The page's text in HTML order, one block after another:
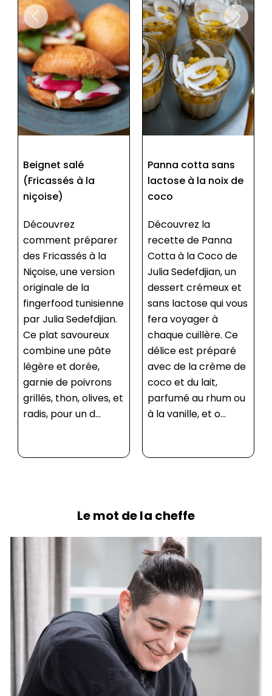
Panna cotta sans
lactose à la noix de
coco
Découvrez la
recette de Panna
Cotta à la Coco de
Julia Sedefdjian, un
dessert crémeux et
sans lactose qui vous
fera voyager à
chaque cuillère. Ce
délice est préparé
avec de la crème de
coco et du lait,
parfumé au rhum ou
à la vanille, et o...
Brownie vegan à
l’aquafaba
brownie vegan et
sans gluten de la
cheffe Julia
Sedefdjian, une
recette innovante
qui allie simplicité et
gourmandise.
Parfaitement
adapté aux régimes
spécifiques, ce
brownie utilise des
ingrédients du
quotidien comme
Le mot de la cheffe